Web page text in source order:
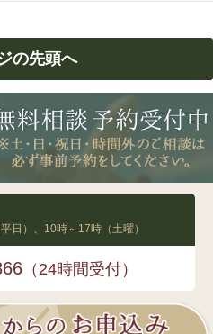
の先頭へ
日）、10時～17時（土曜）
（24時間受付）